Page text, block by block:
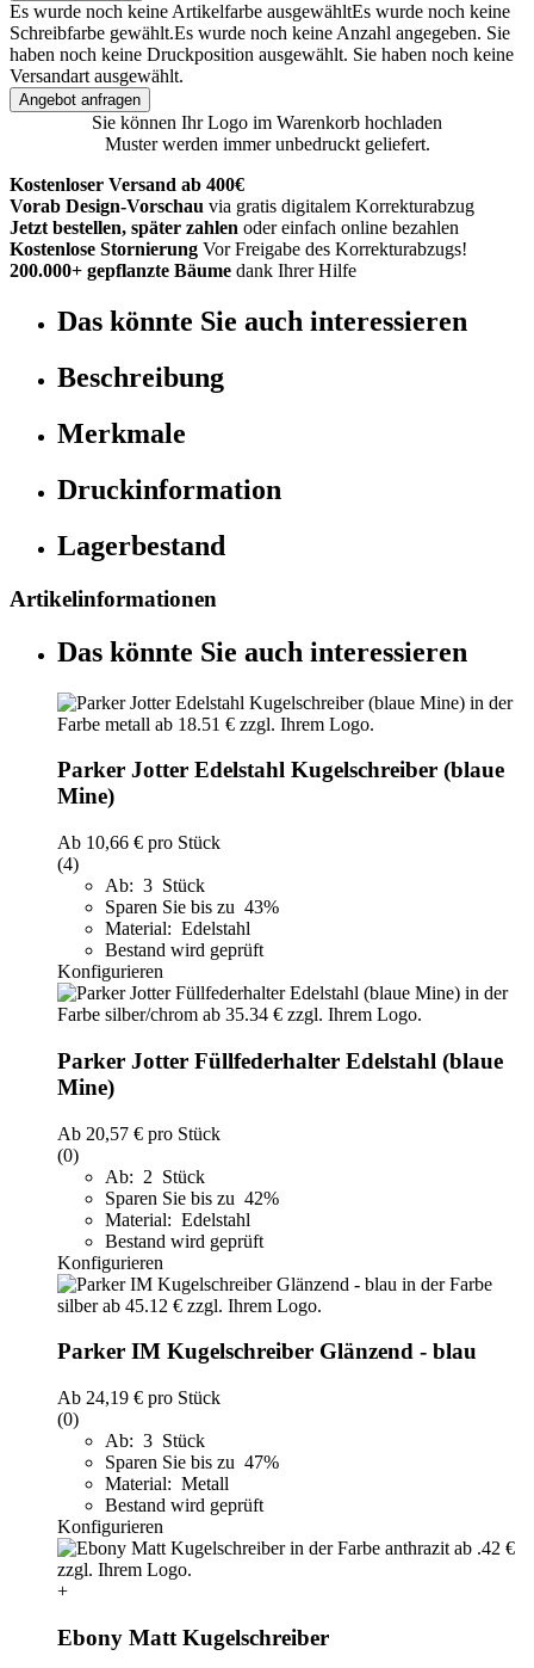
Es wurde noch keine Artikelfarbe ausgewähltEs wurde noch keine
Schreibfarbe gewählt.Es wurde noch keine Anzahl angegeben. Sie
haben noch keine Druckposition ausgewählt. Sie haben noch keine
Versandart ausgewählt.
Angebot anfragen
Sie können Ihr Logo im Warenkorb hochladen
Muster werden immer unbedruckt geliefert.
Kostenloser Versand ab 400€
Vorab Design-Vorschau via gratis digitalem Korrekturabzug
Jetzt bestellen, später zahlen oder einfach online bezahlen
Kostenlose Stornierung Vor Freigabe des Korrekturabzugs!
200.000+ gepflanzte Bäume dank Ihrer Hilfe
Das könnte Sie auch interessieren
Beschreibung
Merkmale
Druckinformation
Lagerbestand
Artikelinformationen
Das könnte Sie auch interessieren
Parker Jotter Edelstahl Kugelschreiber (blaue
Mine)
Ab 10,66 € pro Stück
(4)
Ab: 3 Stück
Sparen Sie bis zu 43%
Material: Edelstahl
Bestand wird geprüft
Konfigurieren
Parker Jotter Füllfederhalter Edelstahl (blaue
Mine)
Ab 20,57 € pro Stück
(0)
Ab: 2 Stück
Sparen Sie bis zu 42%
Material: Edelstahl
Bestand wird geprüft
Konfigurieren
Parker IM Kugelschreiber Glänzend - blau
Ab 24,19 € pro Stück
(0)
Ab: 3 Stück
Sparen Sie bis zu 47%
Material: Metall
Bestand wird geprüft
Konfigurieren
+
Ebony Matt Kugelschreiber